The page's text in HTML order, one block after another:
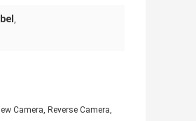
,
Camera, Reverse Camera,